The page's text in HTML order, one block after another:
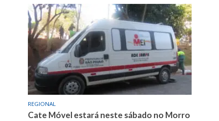
REGIONAL
Cate Móvel estará neste sábado no Morro